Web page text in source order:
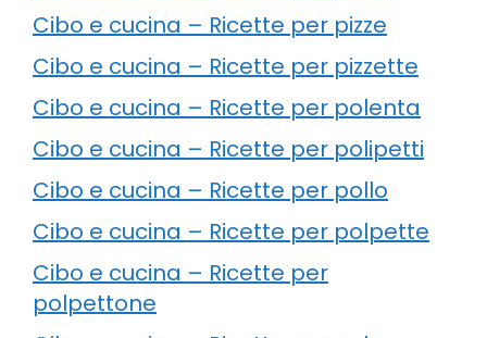
Cibo e cucina – Ricette per pizze
Cibo e cucina – Ricette per pizzette
Cibo e cucina – Ricette per polenta
Cibo e cucina – Ricette per polipetti
Cibo e cucina – Ricette per pollo
Cibo e cucina – Ricette per polpette
Cibo e cucina – Ricette per
polpettone